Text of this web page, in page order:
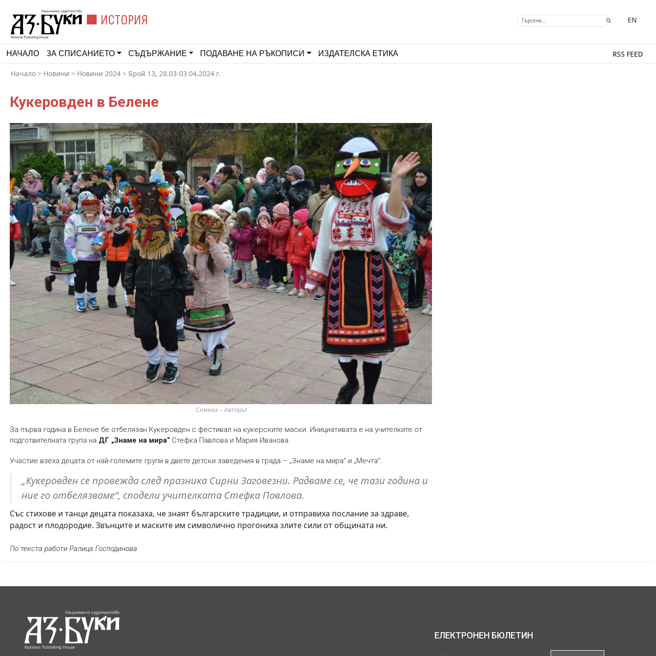
ИСТОРИЯ EN
НАЧАЛО ЗА СПИСАНИЕТО СЪДЪРЖАНИЕ ПОДАВАНЕ НА РЪКОПИСИ ИЗДАТЕЛСКА ЕТИКА RSS FEED
Начало > Новини > Новини 2024 > Брой 13, 28.03-03.04.2024 г.
Кукеровден в Белене
Снимка – Авторът
За първа година в Белене бе отбелязан Кукеровден с фестивал на кукерските маски. Инициативата е на учителките от
подготвителната група на ДГ „Знаме на мира“Стефка Павлова и Мария Иванова.
Участие взеха децата от най-големите групи в двете детски заведения в града – „Знаме на мира“ и „Мечта“.
„Кукеровден се провежда след празника Сирни Заговезни. Радваме се, че тази година и
ние го отбелязваме“, сподели учителката Стефка Павлова.
Със стихове и танци децата показаха, че знаят българските традиции, и отправиха послание за здраве,
радост и плодородие. Звънците и маските им символично прогониха злите сили от общината ни.
По текста работи Ралица Господинова
ЕЛЕКТРОНЕН БЮЛЕТИН